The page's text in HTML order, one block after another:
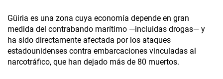
Güiria es una zona cuya economía depende en gran
medida del contrabando marítimo —incluidas drogas— y
ha sido directamente afectada por los ataques
estadounidenses contra embarcaciones vinculadas al
narcotráfico, que han dejado más de 80 muertos.